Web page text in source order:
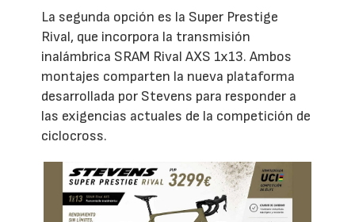
La segunda opción es la Super Prestige
Rival, que incorpora la transmisión
inalámbrica SRAM Rival AXS 1x13. Ambos
montajes comparten la nueva plataforma
desarrollada por Stevens para responder a
las exigencias actuales de la competición de
ciclocross.